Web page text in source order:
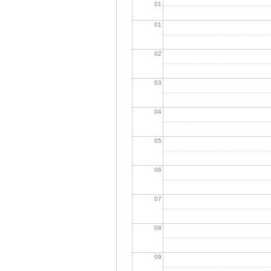
01
01
02
03
04
05
06
07
08
09